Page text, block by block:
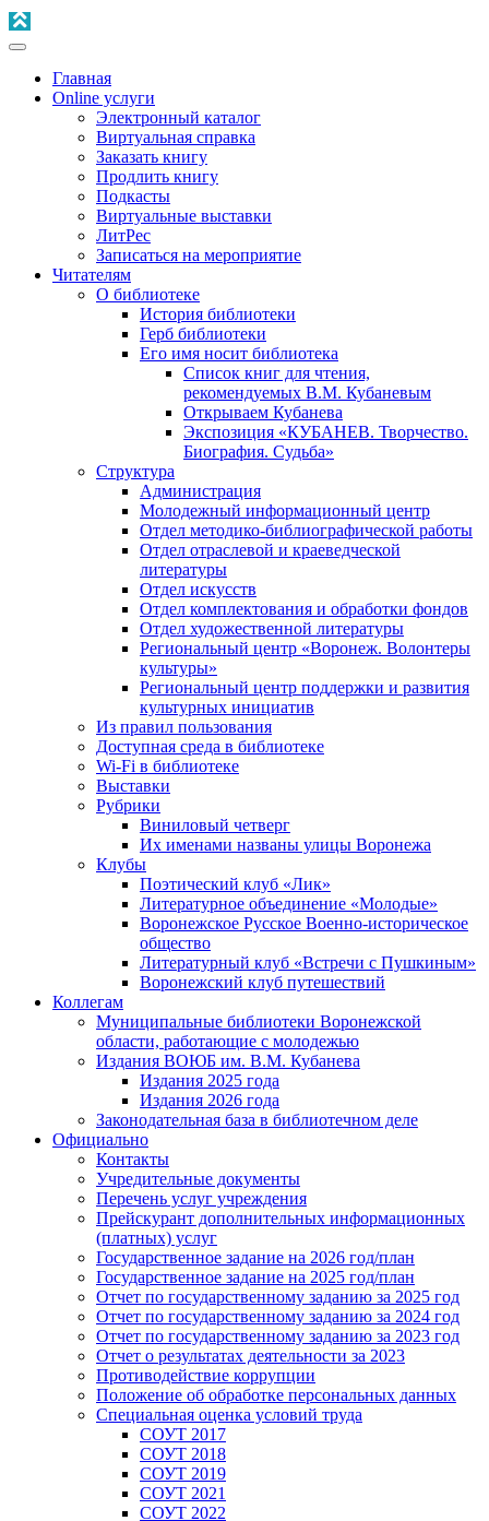
Главная
Online услуги
Электронный каталог
Виртуальная справка
Заказать книгу
Продлить книгу
Подкасты
Виртуальные выставки
ЛитРес
Записаться на мероприятие
Читателям
О библиотеке
История библиотеки
Герб библиотеки
Его имя носит библиотека
Список книг для чтения,
рекомендуемых В.М. Кубаневым
Открываем Кубанева
Экспозиция «КУБАНЕВ. Творчество.
Биография. Судьба»
Структура
Администрация
Молодежный информационный центр
Отдел методико-библиографической работы
Отдел отраслевой и краеведческой
литературы
Отдел искусств
Отдел комплектования и обработки фондов
Отдел художественной литературы
Региональный центр «Воронеж. Волонтеры
культуры»
Региональный центр поддержки и развития
культурных инициатив
Из правил пользования
Доступная среда в библиотеке
Wi-Fi в библиотеке
Выставки
Рубрики
Виниловый четверг
Их именами названы улицы Воронежа
Клубы
Поэтический клуб «Лик»
Литературное объединение «Молодые»
Воронежское Русское Военно-историческое
общество
Литературный клуб «Встречи с Пушкиным»
Воронежский клуб путешествий
Коллегам
Муниципальные библиотеки Воронежской
области, работающие с молодежью
Издания ВОЮБ им. В.М. Кубанева
Издания 2025 года
Издания 2026 года
Законодательная база в библиотечном деле
Официально
Контакты
Учредительные документы
Перечень услуг учреждения
Прейскурант дополнительных информационных
(платных) услуг
Государственное задание на 2026 год/план
Государственное задание на 2025 год/план
Отчет по государственному заданию за 2025 год
Отчет по государственному заданию за 2024 год
Отчет по государственному заданию за 2023 год
Отчет о результатах деятельности за 2023
Противодействие коррупции
Положение об обработке персональных данных
Специальная оценка условий труда
СОУТ 2017
СОУТ 2018
СОУТ 2019
СОУТ 2021
СОУТ 2022